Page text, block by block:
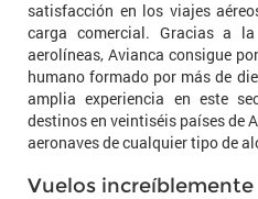
satisfacción en los viajes
carga comercial. Gracias a
aerolíneas, Avianca consigue
humano formado por más de
amplia experiencia en este
destinos en veintiséis países de
aeronaves de cualquier tipo de
Vuelos